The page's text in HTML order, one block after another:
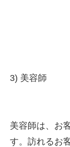
3) 美容師
美容師は、お
す。訪れるお